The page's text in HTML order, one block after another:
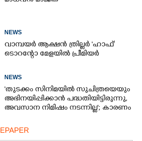
NEWS
വാമ്പയർ ആക്ഷൻ ത്രില്ലർ 'ഹാഫ്'
ടൊറന്റോ മേളയിൽ പ്രീമിയർ
NEWS
'തുടക്കം സിനിമയിൽ സുചിത്രയെയും
അഭിനയിപ്പിക്കാൻ പദ്ധതിയിട്ടിരുന്നു,​
അവസാന നിമിഷം നടന്നില്ല'; കാരണം
EPAPER